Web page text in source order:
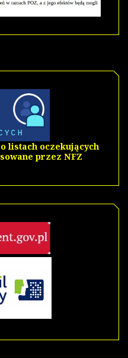
listach oczekujących
przez NFZ